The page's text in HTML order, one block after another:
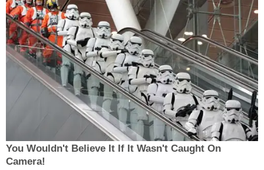
You Wouldn't Believe It If It Wasn't Caught On
Camera!